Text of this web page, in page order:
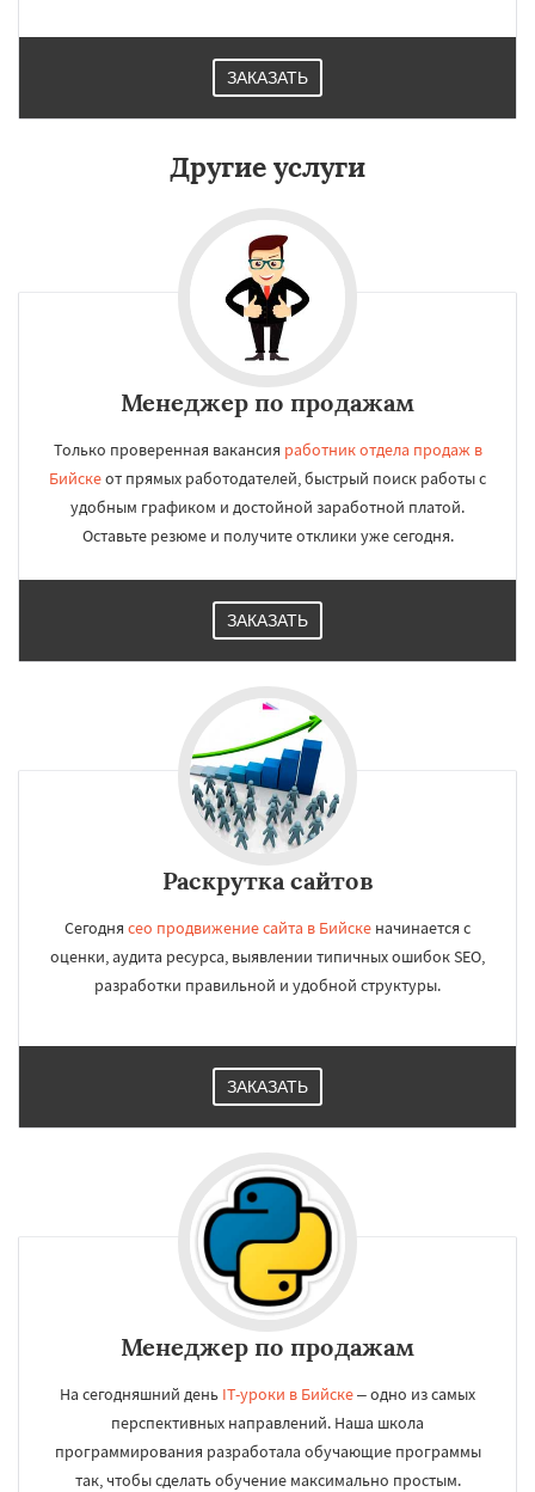
ЗАКАЗАТЬ
Другие услуги
Менеджер по продажам
Только проверенная вакансия работник отдела продаж в
Бийскеот прямых работодателей, быстрый поиск работы с
удобным графиком и достойной заработной платой.
Оставьте резюме и получите отклики уже сегодня.
ЗАКАЗАТЬ
Раскрутка сайтов
Сегодня сео продвижение сайта в Бийске начинается с
оценки, аудита ресурса, выявлении типичных ошибок SEO,
разработки правильной и удобной структуры.
ЗАКАЗАТЬ
Менеджер по продажам
На сегодняшний день IT-уроки в Бийске– одно из самых
перспективных направлений. Наша школа
программирования разработала обучающие программы
так, чтобы сделать обучение максимально простым.